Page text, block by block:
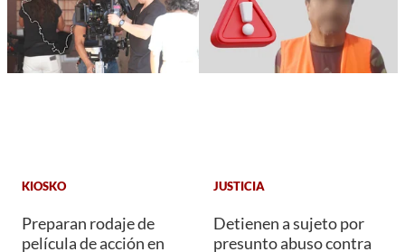
KIOSKO
Preparan rodaje de
película de acción en
JUSTICIA
Detienen a sujeto por
presunto abuso contra